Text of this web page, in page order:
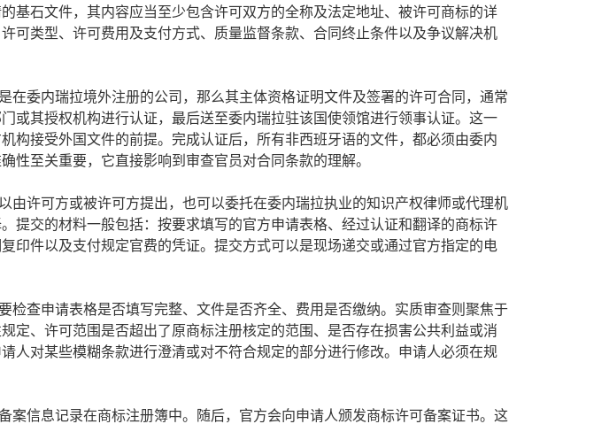
基石文件，其内容应当至少包含许可双方的全称及法定地址、被许可商标的详
可类型、许可费用及支付方式、质量监督条款、合同终止条件以及争议解决机
委内瑞拉境外注册的公司，那么其主体资格证明文件及签署的许可合同，通常
或其授权机构进行认证，最后送至委内瑞拉驻该国使领馆进行领事认证。这一
构接受外国文件的前提。完成认证后，所有非西班牙语的文件，都必须由委内
性至关重要，它直接影响到审查官员对合同条款的理解。
许可方或被许可方提出，也可以委托在委内瑞拉执业的知识产权律师或代理机
提交的材料一般包括：按要求填写的官方申请表格、经过认证和翻译的商标许
印件以及支付规定官费的凭证。提交方式可以是现场递交或通过官方指定的电
查申请表格是否填写完整、文件是否齐全、费用是否缴纳。实质审查则聚焦于
定、许可范围是否超出了原商标注册核定的范围、是否存在损害公共利益或消
人对某些模糊条款进行澄清或对不符合规定的部分进行修改。申请人必须在规
信息记录在商标注册簿中。随后，官方会向申请人颁发商标许可备案证书。这